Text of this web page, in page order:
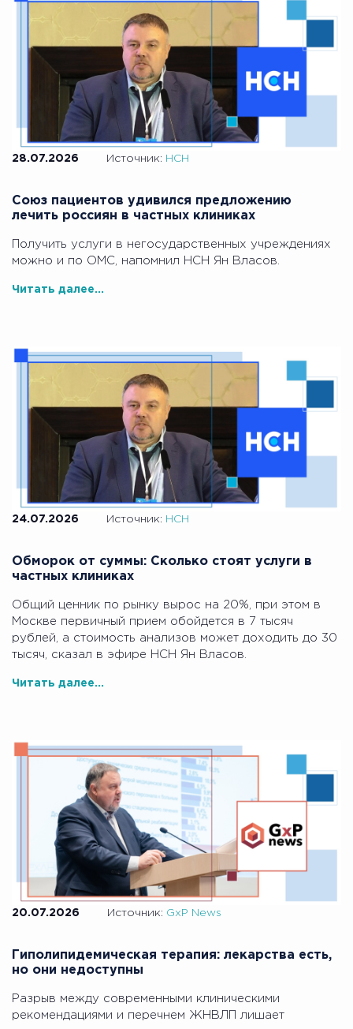
28.07.2026 Источник: НСН
Союз пациентов удивился предложению
лечить россиян в частных клиниках
Получить услуги в негосударственных учреждениях
можно и по ОМС, напомнил НСН Ян Власов.
Читать далее...
24.07.2026 Источник: НСН
Обморок от суммы: Сколько стоят услуги в
частных клиниках
Общий ценник по рынку вырос на 20%, при этом в
Москве первичный прием обойдется в 7 тысяч
рублей, а стоимость анализов может доходить до 30
тысяч, сказал в эфире НСН Ян Власов.
Читать далее...
20.07.2026 Источник: GxP News
Гиполипидемическая терапия: лекарства есть,
но они недоступны
Разрыв между современными клиническими
рекомендациями и перечнем ЖНВЛП лишает